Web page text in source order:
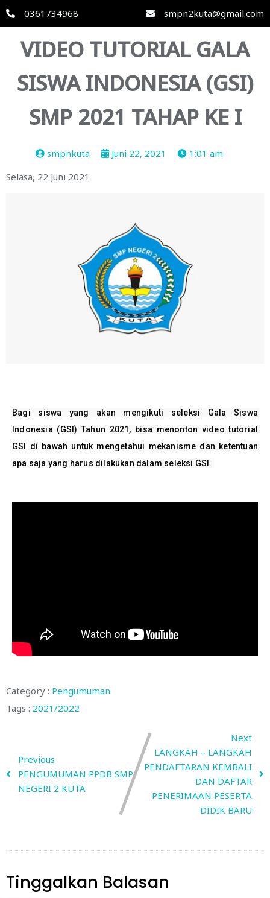
0361734968 smpn2kuta@gmail.com
VIDEO TUTORIAL GALA
SISWA INDONESIA (GSI)
SMP 2021 TAHAP KE I
smpnkuta Juni 22, 2021
1:01 am
Selasa, 22 Juni 2021
Bagi siswa yang akan mengikuti seleksi Gala Siswa
Indonesia (GSI) Tahun 2021, bisa menonton video tutorial
GSI di bawah untuk mengetahui mekanisme dan ketentuan
apa saja yang harus dilakukan dalam seleksi GSI.
Category : Pengumuman
Tags : 2021/2022
Previous
PENGUMUMAN PPDB SMP
NEGERI 2 KUTA
Next
LANGKAH – LANGKAH
PENDAFTARAN KEMBALI
DAN DAFTAR
PENERIMAAN PESERTA
DIDIK BARU
Tinggalkan Balasan